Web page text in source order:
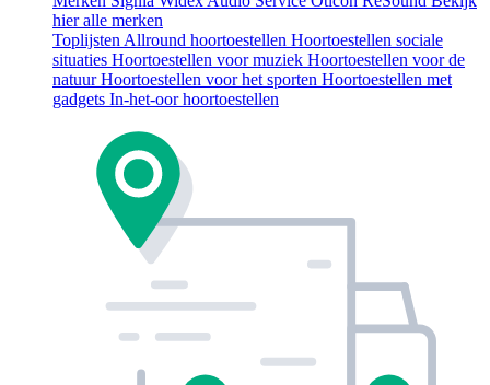
hier alle merken
Toplijsten Allround hoortoestellen Hoortoestellen sociale
situaties Hoortoestellen voor muziek Hoortoestellen voor de
natuurHoortoestellen voor het sporten Hoortoestellen met
gadgets In-het-oor hoortoestellen